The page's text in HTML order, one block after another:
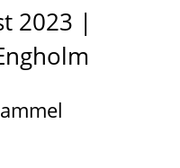
2023 |